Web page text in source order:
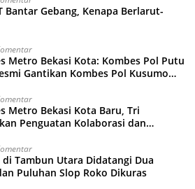
Bantar Gebang, Kenapa Berlarut-
Metro Bekasi Kota: Kombes Pol Putu
Gantikan Kombes Pol Kusumo
Metro Bekasi Kota Baru, Tri
Penguatan Kolaborasi dan
Tambun Utara Didatangi Dua
Puluhan Slop Roko Dikuras